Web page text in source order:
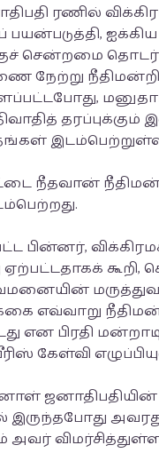
ரணில்
பயன்படுத்தி, ஐக்கிய
சென்றமை
நேற்று
நீதவான்
பின்னர்,
கூறி,
எவ்வாறு
என பிரதி
கேள்வி
ஜனாதிபதியின்
இருந்தபோது